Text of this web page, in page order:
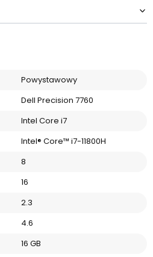
Powystawowy
Dell Precision 7760
Intel Core i7
Intel® Core™ i7-11800H
8
16
2.3
4.6
16 GB